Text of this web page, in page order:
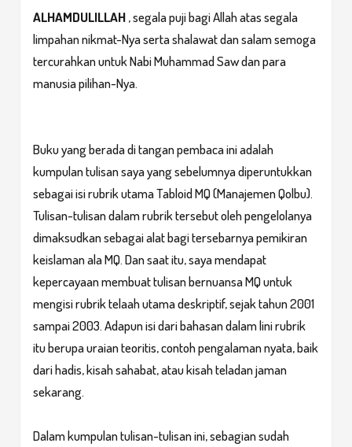
ALHAMDULILLAH, segala puji bagi Allah atas segala
limpahan nikmat-Nya serta shalawat dan salam semoga
tercurahkan untuk Nabi Muhammad Saw dan para
manusia pilihan-Nya.
Buku yang berada di tangan pembaca ini adalah
kumpulan tulisan saya yang sebelumnya diperuntukkan
sebagai isi rubrik utama Tabloid MQ (Manajemen Qolbu).
Tulisan-tulisan dalam rubrik tersebut oleh pengelolanya
dimaksudkan sebagai alat bagi tersebarnya pemikiran
keislaman ala MQ. Dan saat itu, saya mendapat
kepercayaan membuat tulisan bernuansa MQ untuk
mengisi rubrik telaah utama deskriptif, sejak tahun 2001
sampai 2003. Adapun isi dari bahasan dalam lini rubrik
itu berupa uraian teoritis, contoh pengalaman nyata, baik
dari hadis, kisah sahabat, atau kisah teladan jaman
sekarang.
Dalam kumpulan tulisan-tulisan ini, sebagian sudah